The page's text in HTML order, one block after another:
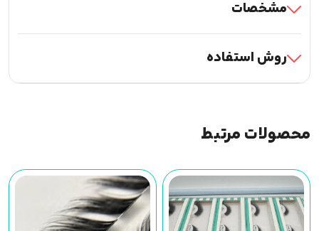
مشخصات
روش استفاده
محصولات مرتبط